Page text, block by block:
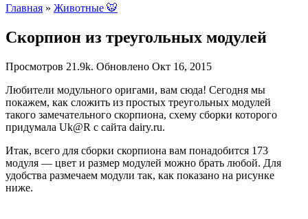
Главная » Животные 🐯
Скорпион из треугольных модулей
Просмотров 21.9k. Обновлено Окт 16, 2015
Любители модульного оригами, вам сюда! Сегодня мы
покажем, как сложить из простых треугольных модулей
такого замечательного скорпиона, схему сборки которого
придумала Uk@R с сайта dairy.ru.
Итак, всего для сборки скорпиона вам понадобится 173
модуля — цвет и размер модулей можно брать любой. Для
удобства размечаем модули так, как показано на рисунке
ниже.